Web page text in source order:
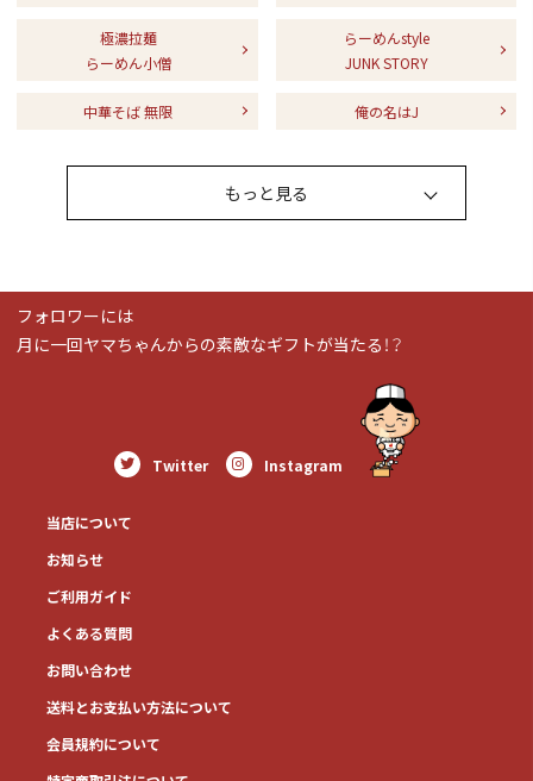
極濃拉麺
らーめん小僧
らーめんstyle
JUNK STORY
中華そば 無限 俺の名はJ
もっと見る
フォロワーには
月に一回ヤマちゃんからの素敵なギフトが当たる！？
Twitter Instagram
当店について
お知らせ
ご利用ガイド
よくある質問
お問い合わせ
送料とお⽀払い⽅法について
会員規約について